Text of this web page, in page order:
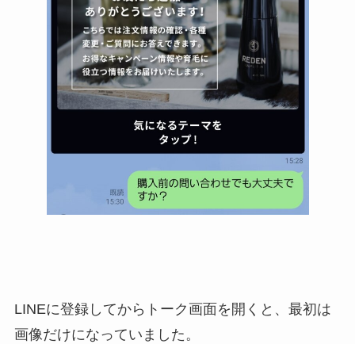
LINEに登録してからトーク画面を開くと、最初は
画像だけになっていました。